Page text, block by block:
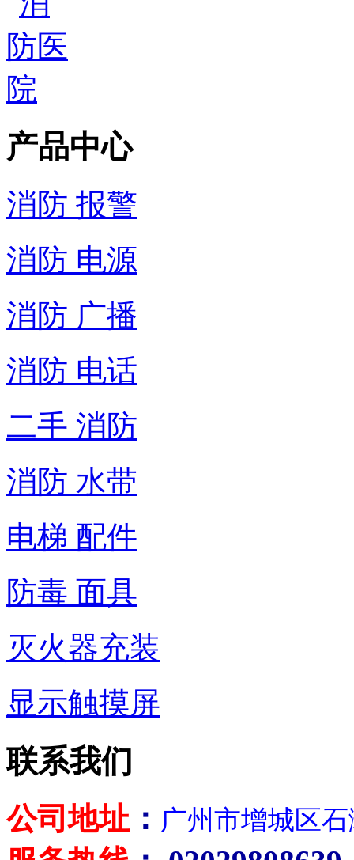
产品中心
消防 报警
消防 电源
消防 广播
消防 电话
二手 消防
消防 水带
电梯 配件
防毒 面具
灭火器充装
显示触摸屏
联系我们
公司地址 ： 广州市增城区